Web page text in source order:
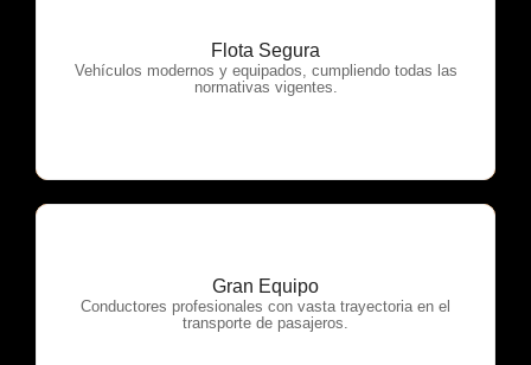
Flota Segura
Vehículos modernos y equipados, cumpliendo todas las
normativas vigentes.
OTP Servicios
Gran Equipo
Conductores profesionales con vasta trayectoria en el
transporte de pasajeros.
OTP Servicios